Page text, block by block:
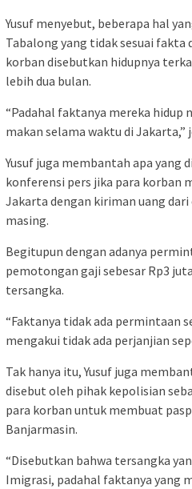
Yusuf menyebut, beberapa hal
Tabalong yang tidak sesuai fakta
korban disebutkan hidupnya
lebih dua bulan.
“Padahal faktanya mereka hidup
makan selama waktu di Jakarta,”
Yusuf juga membantah apa yang
konferensi pers jika para korban
Jakarta dengan kiriman uang
masing.
Begitupun dengan adanya
pemotongan gaji sebesar Rp3
tersangka.
“Faktanya tidak ada permintaan
mengakui tidak ada perjanjian
Tak hanya itu, Yusuf juga
disebut oleh pihak kepolisian
para korban untuk membuat
Banjarmasin.
“Disebutkan bahwa tersangka
Imigrasi, padahal faktanya yang